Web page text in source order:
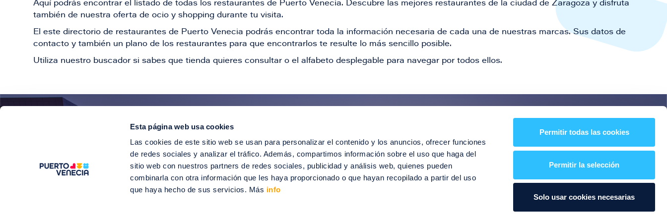
Esta página web usa cookies
Las cookies de este sitio web se usan para personalizar el contenido y los anuncios, ofrecer funciones
de redes sociales y analizar el tráfico. Además, compartimos información sobre el uso que haga del
sitio web con nuestros partners de redes sociales, publicidad y análisis web, quienes pueden
combinarla con otra información que les haya proporcionado o que hayan recopilado a partir del uso
que haya hecho de sus servicios. Más info
Permitir todas las cookies
Permitir la selección
Solo usar cookies necesarias
Aquí podrás encontrar el listado de todas los restaurantes de Puerto Venecia. Descubre las mejores restaurantes de la ciudad de Zaragoza y disfruta
también de nuestra oferta de ocio y shopping durante tu visita.
El este directorio de restaurantes de Puerto Venecia podrás encontrar toda la información necesaria de cada una de nuestras marcas. Sus datos de
contacto y también un plano de los restaurantes para que encontrarlos te resulte lo más sencillo posible.
Utiliza nuestro buscador si sabes que tienda quieres consultar o el alfabeto desplegable para navegar por todos ellos.
¡Entérate de todas nuestras novedades!
Suscríbete para recibir ofertas especiales, descuentos, eventos y mucho más
SUSCRÍBETE